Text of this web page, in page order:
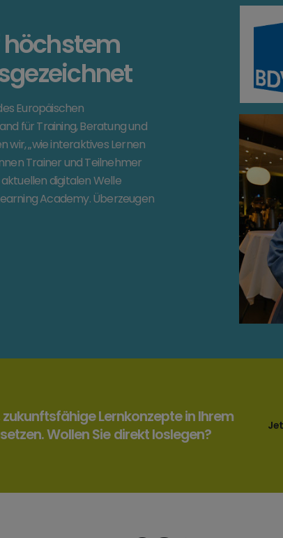
höchstem
Europäischen
für Training, Beratung und
wir, „wie interaktives Lernen
Trainer und Teilnehmer
digitalen Welle
Academy. Überzeugen
Lernkonzepte in Ihrem
Wollen Sie direkt loslegen?